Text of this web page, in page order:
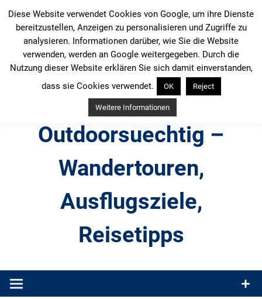
Inhalt
springen
Outdoorsuechtig –
Wandertouren,
Ausflugsziele,
Reisetipps
Produkttests und Buchrezensionen. Ein Blog für alle, die gern
Diese Website verwendet Cookies von Google, um ihre Dienste
bereitzustellen, Anzeigen zu personalisieren und Zugriffe zu
analysieren. Informationen darüber, wie Sie die Website
verwenden, werden an Google weitergegeben. Durch die
Nutzung dieser Website erklären Sie sich damit einverstanden,
dass sie Cookies verwendet.
OK Reject
Weitere Informationen